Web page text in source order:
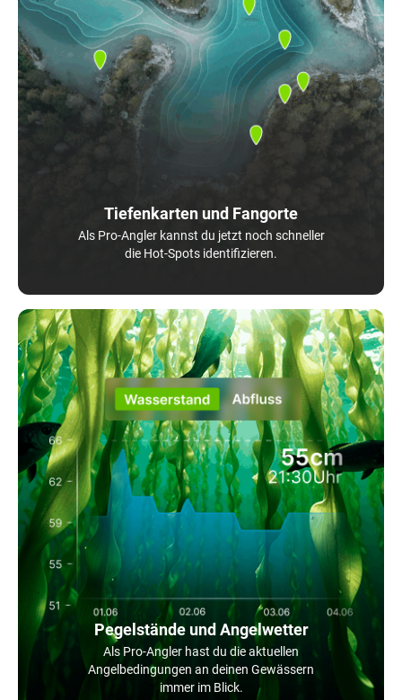
Tiefenkarten und Fangorte
Als Pro-Angler kannst du jetzt noch schneller
die Hot-Spots identifizieren.
Pegelstände und Angelwetter
Als Pro-Angler hast du die aktuellen
Angelbedingungen an deinen Gewässern
immer im Blick.